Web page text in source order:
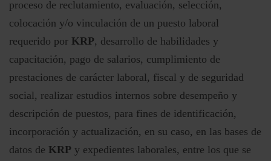
proceso de reclutamiento, evaluación, selección,
colocación y/o vinculación de un puesto laboral
requerido por KRP, desarrollo de habilidades y
capacitación, pago de salarios, cumplimiento de
prestaciones de carácter laboral, fiscal y de seguridad
social, realizar estudios internos sobre desempeño y
descripción de puestos, para fines de identificación,
incorporación y actualización, en su caso, en las bases de
datos de KRP y expedientes laborales, entre los que se